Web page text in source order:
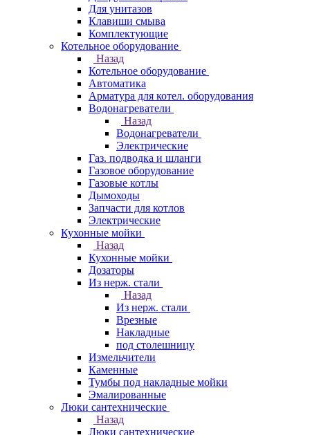
Для унитазов
Клавиши смыва
Комплектующие
Котельное оборудование
Назад
Котельное оборудование
Автоматика
Арматура для котел. оборудования
Водонагреватели
Назад
Водонагреватели
Электрические
Газ. подводка и шланги
Газовое оборудование
Газовые котлы
Дымоходы
Запчасти для котлов
Электрические
Кухонные мойки
Назад
Кухонные мойки
Дозаторы
Из нерж. стали
Назад
Из нерж. стали
Врезные
Накладные
под столешницу
Измельчители
Каменные
Тумбы под накладные мойки
Эмалированные
Люки сантехнические
Назад
Люки сантехнические